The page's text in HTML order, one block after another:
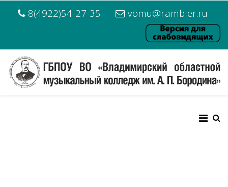
8(4922)54-27-35 vomu@rambler.ru